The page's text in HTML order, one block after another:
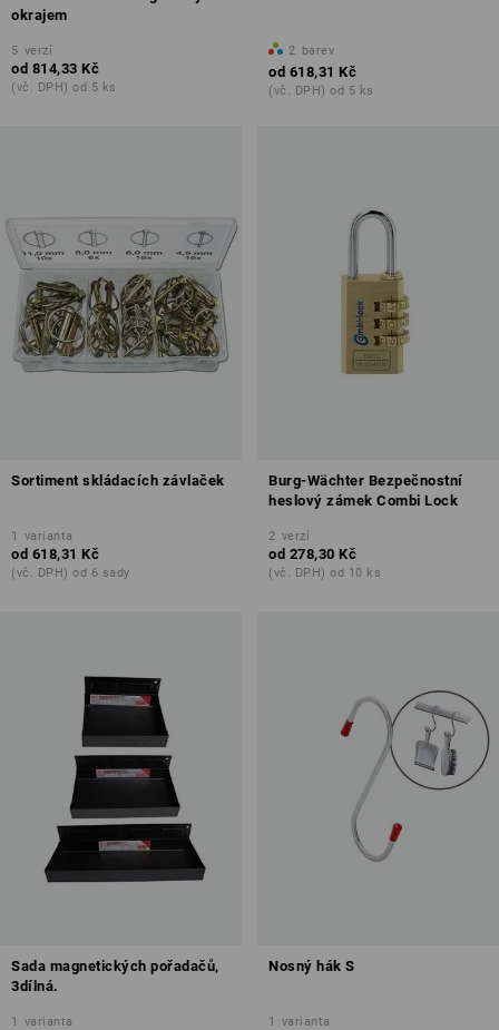
okrajem
5 verzí
od 814,33 Kč
(vč. DPH) od 5 ks
2 barev
od 618,31 Kč
(vč. DPH) od 5 ks
Sortiment skládacích závlaček
1 varianta
od 618,31 Kč
(vč. DPH) od 6 sady
Burg-Wächter Bezpečnostní
heslový zámek Combi Lock
2 verzí
od 278,30 Kč
(vč. DPH) od 10 ks
Sada magnetických pořadačů,
3dílná.
1 varianta
Nosný hák S
1 varianta